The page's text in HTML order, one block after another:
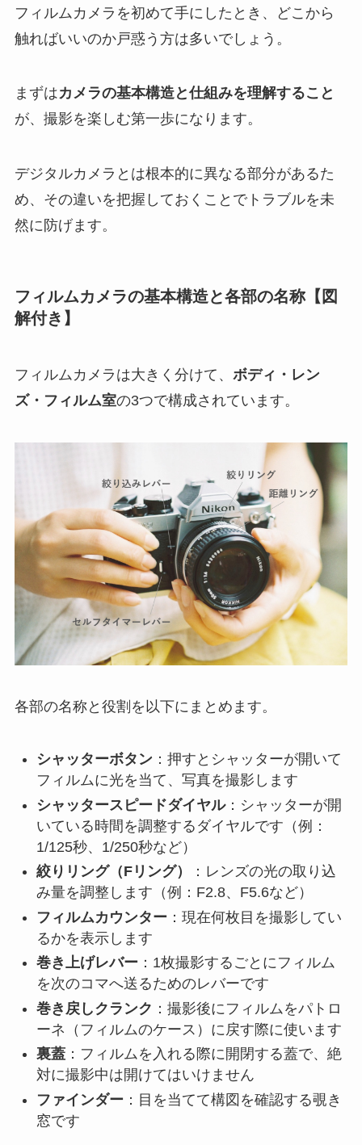
フィルムカメラを初めて手にしたとき、どこから
触ればいいのか戸惑う方は多いでしょう。
まずはカメラの基本構造と仕組みを理解すること
が、撮影を楽しむ第一歩になります。
デジタルカメラとは根本的に異なる部分があるた
め、その違いを把握しておくことでトラブルを未
然に防げます。
フィルムカメラの基本構造と各部の名称【図
解付き】
フィルムカメラは大きく分けて、 ボディ・レン
ズ・フィルム室の3つで構成されています。
各部の名称と役割を以下にまとめます。
シャッターボタン：押すとシャッターが開いて
フィルムに光を当て、写真を撮影します
シャッタースピードダイヤル：シャッターが開
いている時間を調整するダイヤルです（例：
1/125秒、1/250秒など）
絞りリング（Fリング）
：レンズの光の取り込
み量を調整します（例：F2.8、F5.6など）
フィルムカウンター ：現在何枚目を撮影してい
るかを表示します
巻き上げレバー ：1枚撮影するごとにフィルム
を次のコマへ送るためのレバーです
巻き戻しクランク ：撮影後にフィルムをパトロ
ーネ（フィルムのケース）に戻す際に使います
裏蓋：フィルムを入れる際に開閉する蓋で、絶
対に撮影中は開けてはいけません
ファインダー ：目を当てて構図を確認する覗き
窓です